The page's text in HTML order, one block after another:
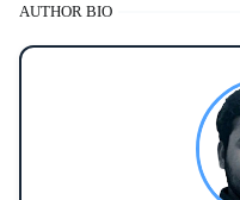
AUTHOR BIO